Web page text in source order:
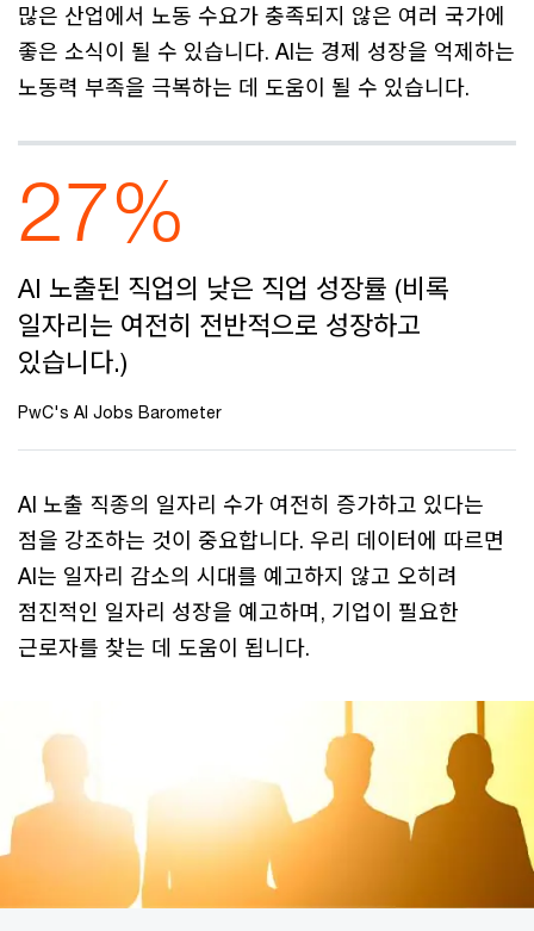
많은 산업에서 노동 수요가 충족되지 않은 여러 국가에
좋은 소식이 될 수 있습니다. AI는 경제 성장을 억제하는
노동력 부족을 극복하는 데 도움이 될 수 있습니다.
27%
AI 노출된 직업의 낮은 직업 성장률 (비록
일자리는 여전히 전반적으로 성장하고
있습니다.)
PwC's AI Jobs Barometer
AI 노출 직종의 일자리 수가 여전히 증가하고 있다는
점을 강조하는 것이 중요합니다. 우리 데이터에 따르면
AI는 일자리 감소의 시대를 예고하지 않고 오히려
점진적인 일자리 성장을 예고하며, 기업이 필요한
근로자를 찾는 데 도움이 됩니다.